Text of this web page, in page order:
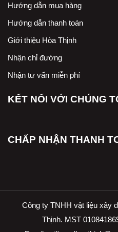
Hướng dẫn mua hàng
Hướng dẫn thanh toán
Giới thiệu Hòa Thịnh
Nhận chỉ đường
Nhận tư vấn miễn phí
KẾT NỐI VỚI CHÚNG
CHẤP NHẬN THANH
Công ty TNHH vật liệu xây
Thịnh. MST